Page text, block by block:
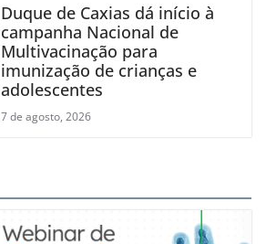
Duque de Caxias dá início à
campanha Nacional de
Multivacinação para
imunização de crianças e
adolescentes
7 de agosto, 2026